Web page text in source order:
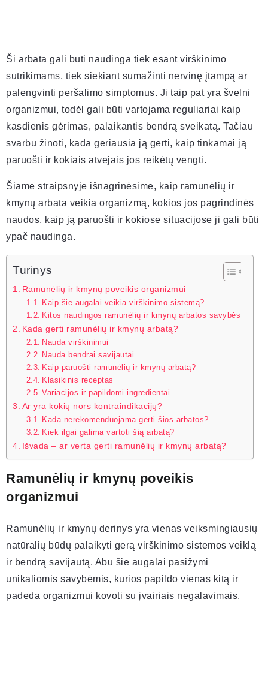
Ši arbata gali būti naudinga tiek esant virškinimo
sutrikimams, tiek siekiant sumažinti nervinę įtampą ar
palengvinti peršalimo simptomus. Ji taip pat yra švelni
organizmui, todėl gali būti vartojama reguliariai kaip
kasdienis gėrimas, palaikantis bendrą sveikatą. Tačiau
svarbu žinoti, kada geriausia ją gerti, kaip tinkamai ją
paruošti ir kokiais atvejais jos reikėtų vengti.
Šiame straipsnyje išnagrinėsime, kaip ramunėlių ir
kmynų arbata veikia organizmą, kokios jos pagrindinės
naudos, kaip ją paruošti ir kokiose situacijose ji gali būti
ypač naudinga.
Turinys
Ramunėlių ir kmynų poveikis organizmui
Kaip šie augalai veikia virškinimo sistemą?
Kitos naudingos ramunėlių ir kmynų arbatos savybės
Kada gerti ramunėlių ir kmynų arbatą?
Nauda virškinimui
Nauda bendrai savijautai
Kaip paruošti ramunėlių ir kmynų arbatą?
Klasikinis receptas
Variacijos ir papildomi ingredientai
Ar yra kokių nors kontraindikacijų?
Kada nerekomenduojama gerti šios arbatos?
Kiek ilgai galima vartoti šią arbatą?
Išvada – ar verta gerti ramunėlių ir kmynų arbatą?
Ramunėlių ir kmynų poveikis
organizmui
Ramunėlių ir kmynų derinys yra vienas veiksmingiausių
natūralių būdų palaikyti gerą virškinimo sistemos veiklą
ir bendrą savijautą. Abu šie augalai pasižymi
unikaliomis savybėmis, kurios papildo vienas kitą ir
padeda organizmui kovoti su įvairiais negalavimais.